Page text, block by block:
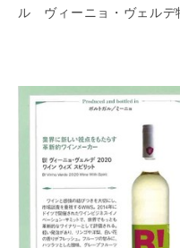
ル ヴィーニョ・ヴェルデ